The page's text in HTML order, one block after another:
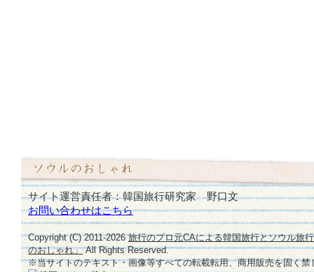
サイト運営責任者：韓国旅行研究家 野口文
お問い合わせはこちら
Copyright (C) 2011-2026旅行のプロ元CAによる韓国旅行とソウル旅
のおしゃれ」All Rights Reserved.
※当サイトのテキスト・画像等すべての転載転用、商用販売を固く禁